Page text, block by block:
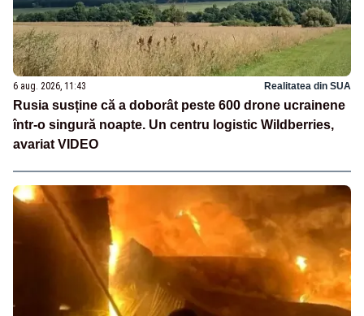
6 aug. 2026, 11:43 Realitatea din SUA
Rusia susține că a doborât peste 600 drone ucrainene
într-o singură noapte. Un centru logistic Wildberries,
avariat VIDEO